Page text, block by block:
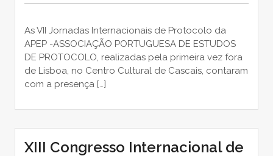
As VII Jornadas Internacionais de Protocolo da
APEP -ASSOCIAÇÃO PORTUGUESA DE ESTUDOS
DE PROTOCOLO, realizadas pela primeira vez fora
de Lisboa, no Centro Cultural de Cascais, contaram
com a presença […]
XIII Congresso Internacional de